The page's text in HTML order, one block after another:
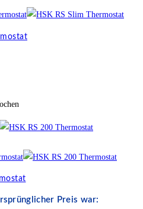
Preis war: